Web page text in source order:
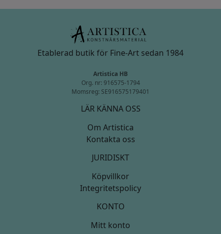
Etablerad butik för Fine-Art sedan 1984
Artistica HB
Org. nr: 916575-1794
Momsreg: SE916575179401
LÄR KÄNNA OSS
Om Artistica
Kontakta oss
JURIDISKT
Köpvillkor
Integritetspolicy
KONTO
Mitt konto